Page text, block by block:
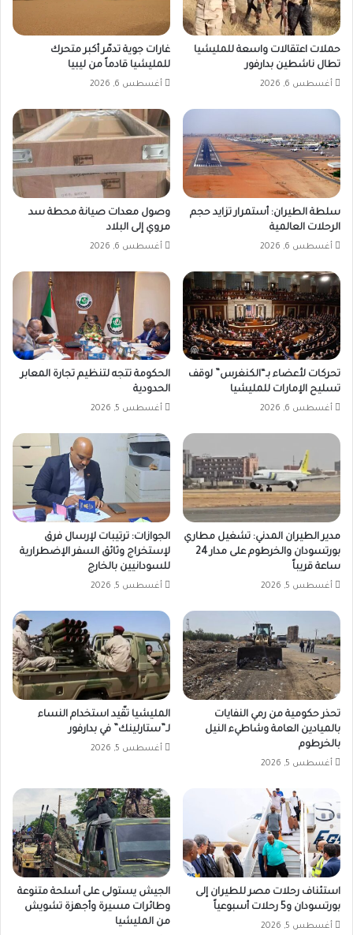
حملات اعتقالات واسعة للمليشيا
تطال ناشطين بدارفور
أغسطس 6, 2026
غارات جوية تدمّر أكبر متحرك
للمليشيا قادماً من ليبيا
أغسطس 6, 2026
سلطة الطيران: أستمرار تزايد حجم
الرحلات العالمية
أغسطس 6, 2026
وصول معدات صيانة محطة سد
مروي إلى البلاد
أغسطس 6, 2026
تحركات لأعضاء بـ“الكنغرس” لوقف
تسليح الإمارات للمليشيا
أغسطس 6, 2026
الحكومة تتجه لتنظيم تجارة المعابر
الحدودية
أغسطس 5, 2026
مدير الطيران المدني: تشغيل مطاري
بورتسودان والخرطوم على مدار 24
ساعة قريباً
أغسطس 5, 2026
الجوازات: ترتيبات لإرسال فرق
لإستخراج وثائق السفر الإضطرارية
للسودانيين بالخارج
أغسطس 5, 2026
تحذر حكومية من رمي النفايات
بالميادين العامة وشاطيء النيل
بالخرطوم
أغسطس 5, 2026
المليشيا تقّيد استخدام النساء
لـ”ستارلينك” في بدارفور
أغسطس 5, 2026
استئناف رحلات مصر للطيران إلى
بورتسودان و5 رحلات أسبوعياً
أغسطس 5, 2026
الجيش يستولى على أسلحة متنوعة
وطائرات مسيرة وأجهزة تشويش
من المليشيا